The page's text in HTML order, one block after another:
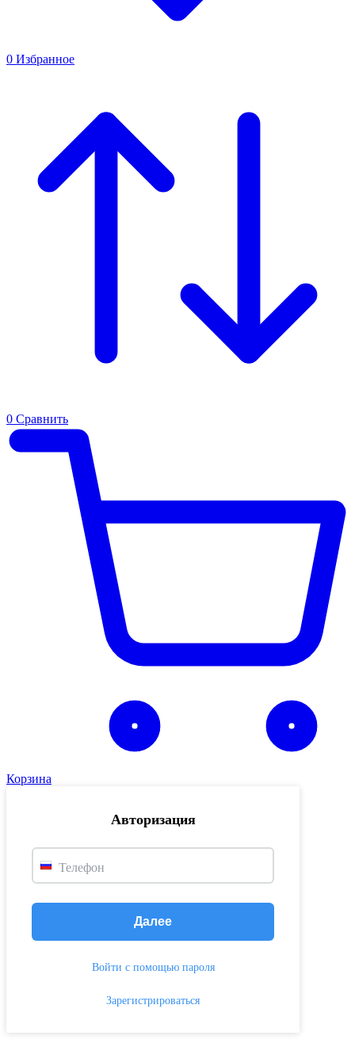
0 Избранное
0 Сравнить
Корзина
Авторизация
Телефон
Далее
Войти с помощью пароля
Зарегистрироваться